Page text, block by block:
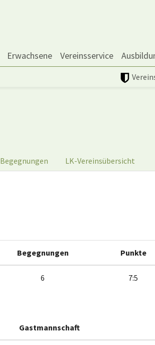
Erwachsene Vereinsservice
Begegnungen LK-Vereinsübersicht
Begegnungen Punkte
6 7:5
Gastmannschaft